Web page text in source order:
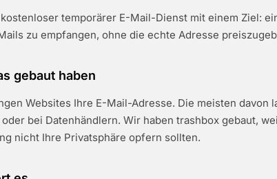
temporärer E-Mail-Dienst mit einem Ziel:
zu empfangen, ohne die echte Adresse
gebaut haben
Websites Ihre E-Mail-Adresse. Die meisten davon
bei Datenhändlern. Wir haben trashbox gebaut,
nicht Ihre Privatsphäre opfern sollten.